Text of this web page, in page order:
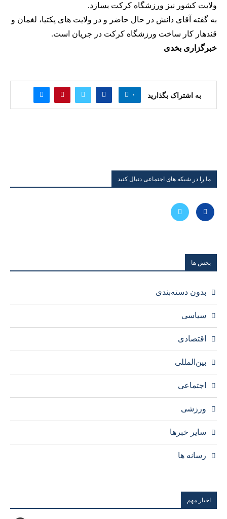
ولایت کشور نیز ورزشگاه کرکت بسازد.
به گفته آقای دانش در حال حاضر و در ولایت های پکتیا، لغمان و
قندهار کار ساخت ورزشگاه کرکت در جریان است.
خبرگزاری بخدی
به اشتراک بگذارید ۰
ما را در شبکه های اجتماعی دنبال کنید
بخش ها
بدون دسته‌بندی
سیاسی
اقتصادی
بین‌المللی
اجتماعی
ورزشی
سایر خبرها
رسانه ها
اخبار مهم